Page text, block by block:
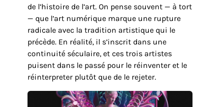
de l’histoire de l’art. On pense souvent — à tort
— que l’art numérique marque une rupture
radicale avec la tradition artistique qui le
précède. En réalité, il s’inscrit dans une
continuité séculaire, et ces trois artistes
puisent dans le passé pour le réinventer et le
réinterpreter plutôt que de le rejeter.